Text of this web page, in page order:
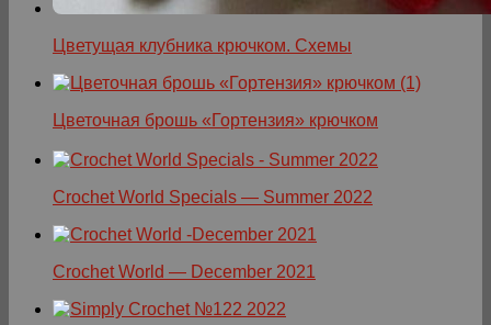
Цветущая клубника крючком. Схемы
Цветочная брошь «Гортензия» крючком
Crochet World Specials — Summer 2022
Crochet World — December 2021